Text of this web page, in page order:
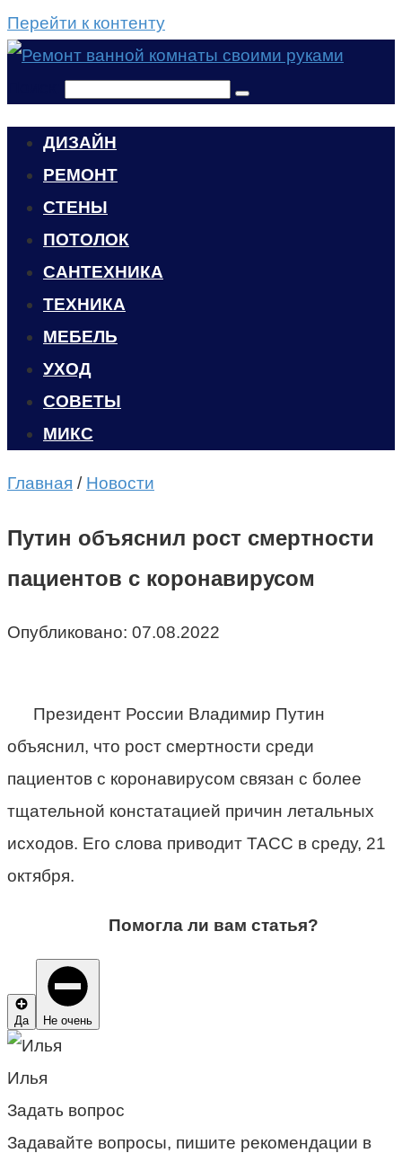
Перейти к контенту
ДИЗАЙН
РЕМОНТ
СТЕНЫ
ПОТОЛОК
САНТЕХНИКА
ТЕХНИКА
МЕБЕЛЬ
УХОД
CОВЕТЫ
МИКС
Главная / Новости
Путин объяснил рост смертности
пациентов с коронавирусом
Опубликовано: 07.08.2022
Президент России Владимир Путин
объяснил, что рост смертности среди
пациентов с коронавирусом связан с более
тщательной констатацией причин летальных
исходов. Его слова приводит ТАСС в среду, 21
октября.
Помогла ли вам статья?
Да Не очень
Илья
Задать вопрос
Задавайте вопросы, пишите рекомендации в